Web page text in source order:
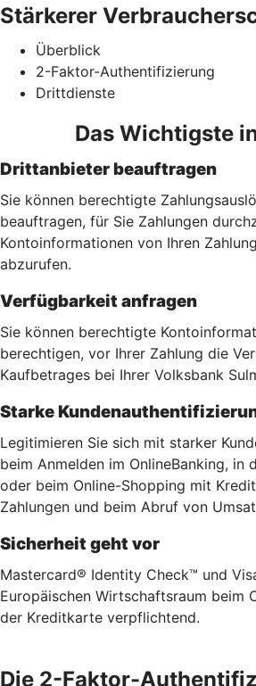
Stärkerer
Überblick
2-Faktor-Authentifizierung
Drittdienste
Das Wichtigste
Drittanbieter beauftragen
Sie können berechtigte
beauftragen, für Sie Zahlungen
Kontoinformationen von Ihren
abzurufen.
Verfügbarkeit anfragen
Sie können berechtigte
berechtigen, vor Ihrer Zahlung die
Kaufbetrages bei Ihrer Volksbank
Starke
Legitimieren Sie sich mit starker
beim Anmelden im OnlineBanking, in
oder beim Online-Shopping mit
Zahlungen und beim Abruf von
Sicherheit geht vor
Mastercard® Identity Check™ und
Europäischen Wirtschaftsraum beim
der Kreditkarte verpflichtend.
Die 2-Faktor-